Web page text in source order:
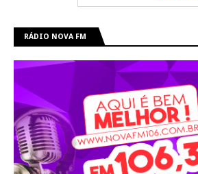
RÁDIO NOVA FM